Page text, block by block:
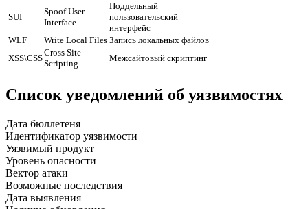
SUI
Spoof User
Interface
Поддельный
пользовательский
интерфейс
WLF
Write Local Files Запись локальных файлов
XSS\CSS
Cross Site
Scripting
Межсайтовый скриптинг
Список уведомлений об уязвимостях
Дата бюллетеня
Идентификатор уязвимости
Уязвимый продукт
Уровень опасности
Вектор атаки
Возможные последствия
Дата выявления